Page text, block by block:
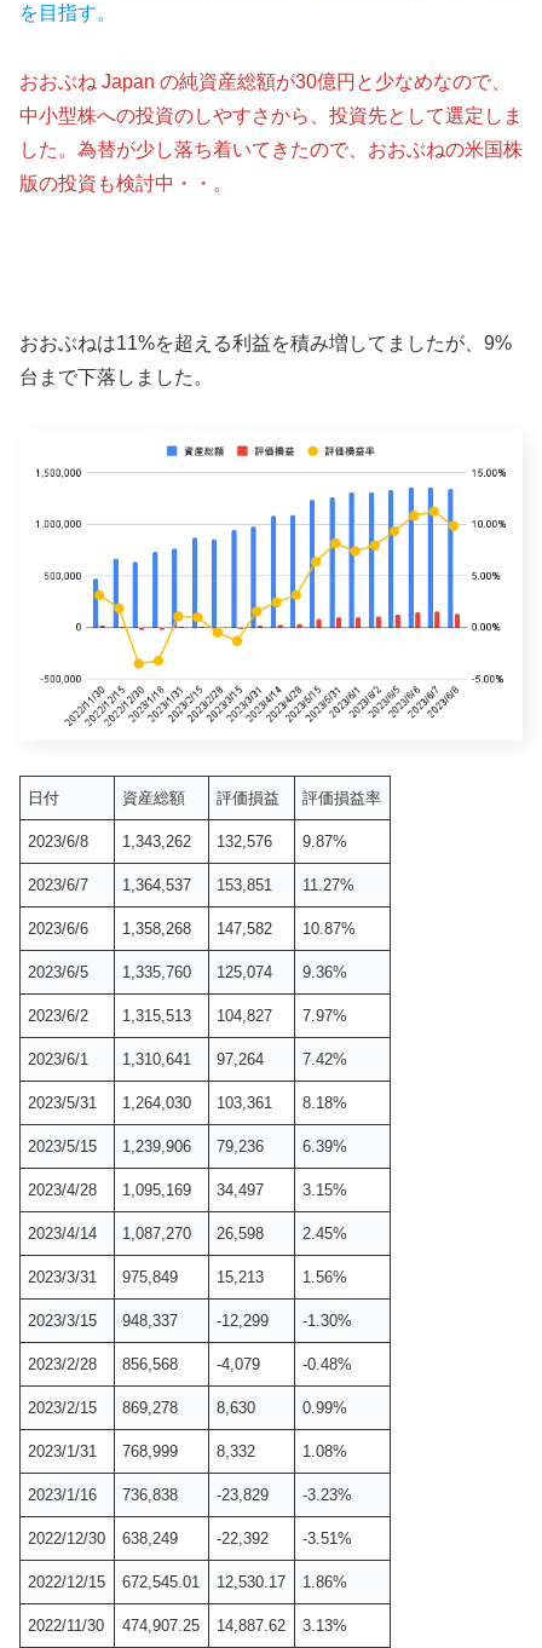
を目指す。
おおぶね Japan の純資産総額が30億円と少なめなので、
中小型株への投資のしやすさから、投資先として選定しま
した。為替が少し落ち着いてきたので、おおぶねの米国株
版の投資も検討中・・。
おおぶねは11%を超える利益を積み増してましたが、9%
台まで下落しました。
日付 資産総額 評価損益 評価損益率
2023/6/8 1,343,262 132,576 9.87%
2023/6/7 1,364,537 153,851 11.27%
2023/6/6 1,358,268 147,582 10.87%
2023/6/5 1,335,760 125,074 9.36%
2023/6/2 1,315,513 104,827 7.97%
2023/6/1 1,310,641 97,264 7.42%
2023/5/31 1,264,030 103,361 8.18%
2023/5/15 1,239,906 79,236 6.39%
2023/4/28 1,095,169 34,497 3.15%
2023/4/14 1,087,270 26,598 2.45%
2023/3/31 975,849 15,213 1.56%
2023/3/15 948,337 -12,299 -1.30%
2023/2/28 856,568 -4,079 -0.48%
2023/2/15 869,278 8,630 0.99%
2023/1/31 768,999 8,332 1.08%
2023/1/16 736,838 -23,829 -3.23%
2022/12/30 638,249 -22,392 -3.51%
2022/12/15 672,545.01 12,530.17 1.86%
2022/11/30 474,907.25 14,887.62 3.13%